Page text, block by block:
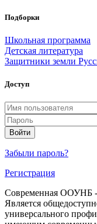
Подборки
Школьная программа
Детская литература
Защитники земли
Доступ
Войти
Забыли пароль?
Регистрация
Современная ООУНБ -
Является
универсального